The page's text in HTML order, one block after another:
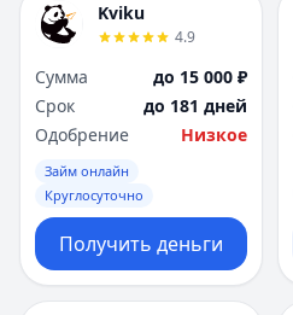
Kviku
4.9
Сумма
до 15 000 ₽
Срок
до 181 дней
Одобрение
Низкое
Займ онлайн
Круглосуточно
Получить деньги